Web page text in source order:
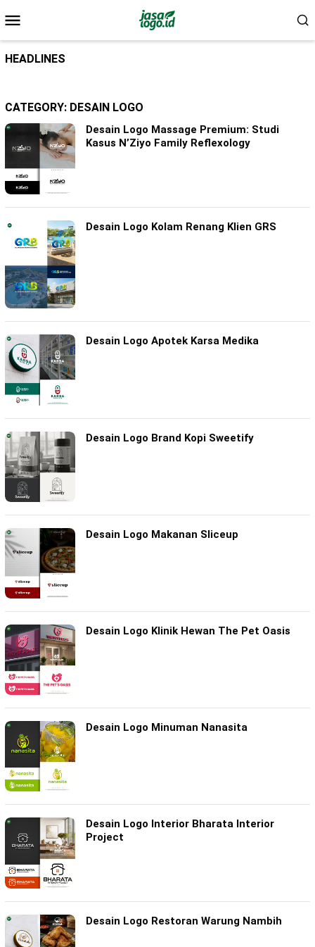
to
contentMenu
HEADLINES
CATEGORY: DESAIN LOGO
Desain Logo Massage Premium: Studi
Kasus N’Ziyo Family Reflexology
Desain Logo Kolam Renang Klien GRS
Desain Logo Apotek Karsa Medika
Desain Logo Brand Kopi Sweetify
Desain Logo Makanan Sliceup
Desain Logo Klinik Hewan The Pet Oasis
Desain Logo Minuman Nanasita
Desain Logo Interior Bharata Interior
Project
Desain Logo Restoran Warung Nambih